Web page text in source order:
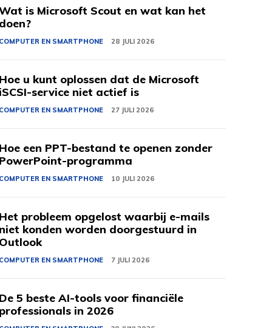
is Microsoft Scout en wat kan het
doen?
COMPUTER EN SMARTPHONE 28 JULI 2026
Hoe u kunt oplossen dat de Microsoft
iSCSI-service niet actief is
COMPUTER EN SMARTPHONE 27 JULI 2026
Hoe een PPT-bestand te openen zonder
PowerPoint-programma
COMPUTER EN SMARTPHONE 10 JULI 2026
Het probleem opgelost waarbij e-mails
niet konden worden doorgestuurd in
Outlook
COMPUTER EN SMARTPHONE 7 JULI 2026
De 5 beste AI-tools voor financiële
professionals in 2026